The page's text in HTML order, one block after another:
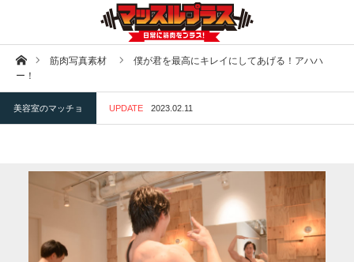
ホーム筋肉写真素材
僕が君を最高にキレイにしてあげる！アハハ
ー！
美容室のマッチョ UPDATE 2023.02.11